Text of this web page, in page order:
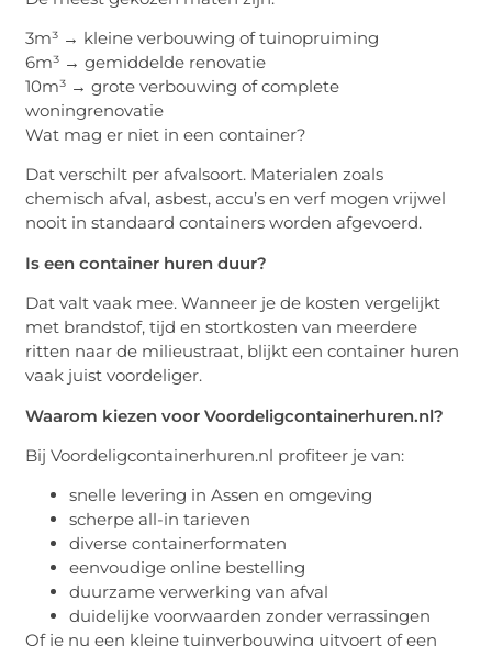
3m³ → kleine verbouwing of tuinopruiming
6m³ → gemiddelde renovatie
10m³ → grote verbouwing of complete
woningrenovatie
Wat mag er niet in een container?
Dat verschilt per afvalsoort. Materialen zoals
chemisch afval, asbest, accu’s en verf mogen vrijwel
nooit in standaard containers worden afgevoerd.
Is een container huren duur?
Dat valt vaak mee. Wanneer je de kosten vergelijkt
met brandstof, tijd en stortkosten van meerdere
ritten naar de milieustraat, blijkt een container huren
vaak juist voordeliger.
Waarom kiezen voor Voordeligcontainerhuren.nl?
Bij Voordeligcontainerhuren.nl profiteer je van:
snelle levering in Assen en omgeving
scherpe all-in tarieven
diverse containerformaten
eenvoudige online bestelling
duurzame verwerking van afval
duidelijke voorwaarden zonder verrassingen
Of je nu een kleine tuinverbouwing uitvoert of een